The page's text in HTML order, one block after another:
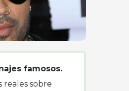
famosos.
reales sobre